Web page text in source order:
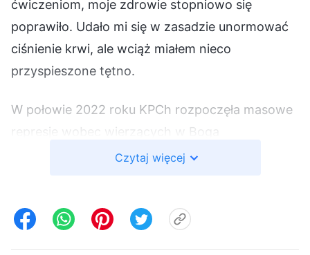
ćwiczeniom, moje zdrowie stopniowo się
poprawiło. Udało mi się w zasadzie unormować
ciśnienie krwi, ale wciąż miałem nieco
przyspieszone tętno.
W połowie 2022 roku KPCh rozpoczęła masowe
represje wobec wierzących w Boga
Wszechmogącego. W mojej okolicy aresztowano
sparaliżowana. Pewnego dnia przyszła do mnie
Czytaj więcej